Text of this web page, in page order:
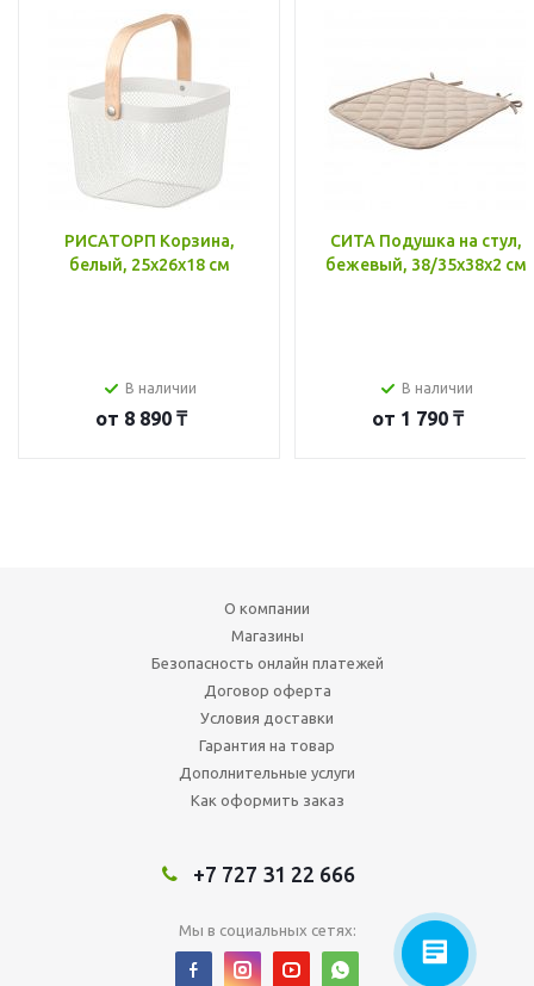
РИСАТОРП Корзина,
белый, 25x26x18 см
В наличии
от 8 890 ₸
СИТА Подушка на стул,
бежевый, 38/35x38x2 см
В наличии
от 1 790 ₸
О компании
Магазины
Безопасность онлайн платежей
Договор оферта
Условия доставки
Гарантия на товар
Дополнительные услуги
Как оформить заказ
+7 727 31 22 666
Мы в социальных сетях: